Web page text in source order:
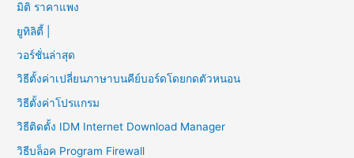
มิติ ราคาแพง
ยูทิลิตี้ |
วอร์ชั่นล่าสุด
วิธีตั้งค่าเปลี่ยนภาษาบนคีย์บอร์ดโดยกดตัวหนอน
วิธีตั้งค่าโปรแกรม
วิธีติดตั้ง IDM Internet Download Manager
วิธีบล็อค Program Firewall